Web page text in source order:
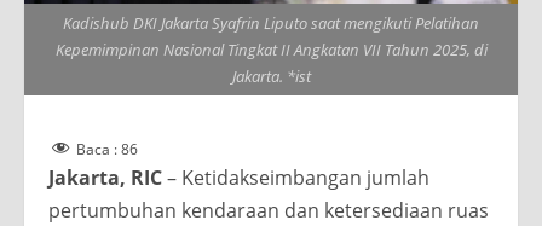
Kadishub DKI Jakarta Syafrin Liputo saat mengikuti Pelatihan
Kepemimpinan Nasional Tingkat II Angkatan VII Tahun 2025, di
Jakarta. *ist
Baca :86
Jakarta, RIC– Ketidakseimbangan jumlah
pertumbuhan kendaraan dan ketersediaan ruas